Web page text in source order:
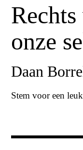
onze
Daan
Stem voor een